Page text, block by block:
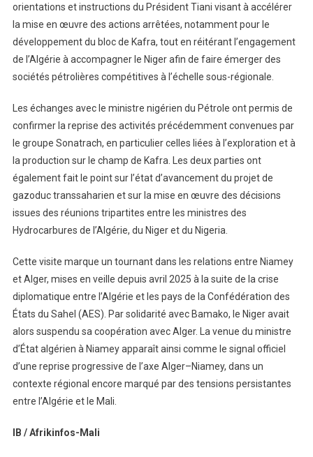
orientations et instructions du Président Tiani visant à accélérer
la mise en œuvre des actions arrêtées, notamment pour le
développement du bloc de Kafra, tout en réitérant l’engagement
de l’Algérie à accompagner le Niger afin de faire émerger des
sociétés pétrolières compétitives à l’échelle sous-régionale.
Les échanges avec le ministre nigérien du Pétrole ont permis de
confirmer la reprise des activités précédemment convenues par
le groupe Sonatrach, en particulier celles liées à l’exploration et à
la production sur le champ de Kafra. Les deux parties ont
également fait le point sur l’état d’avancement du projet de
gazoduc transsaharien et sur la mise en œuvre des décisions
issues des réunions tripartites entre les ministres des
Hydrocarbures de l’Algérie, du Niger et du Nigeria.
Cette visite marque un tournant dans les relations entre Niamey
et Alger, mises en veille depuis avril 2025 à la suite de la crise
diplomatique entre l’Algérie et les pays de la Confédération des
États du Sahel (AES). Par solidarité avec Bamako, le Niger avait
alors suspendu sa coopération avec Alger. La venue du ministre
d’État algérien à Niamey apparaît ainsi comme le signal officiel
d’une reprise progressive de l’axe Alger–Niamey, dans un
contexte régional encore marqué par des tensions persistantes
entre l’Algérie et le Mali.
IB / Afrikinfos-Mali